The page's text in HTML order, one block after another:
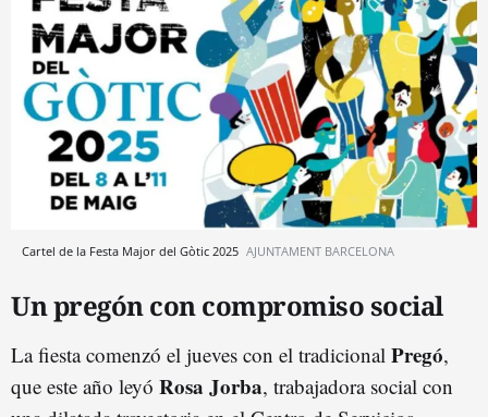
Cartel de la Festa Major del Gòtic 2025 AJUNTAMENT BARCELONA
Un pregón con compromiso social
La fiesta comenzó el jueves con el tradicional Pregó,
que este año leyó Rosa Jorba, trabajadora social con